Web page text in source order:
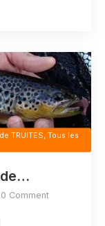
TRUITES, Tous les
0 Comment